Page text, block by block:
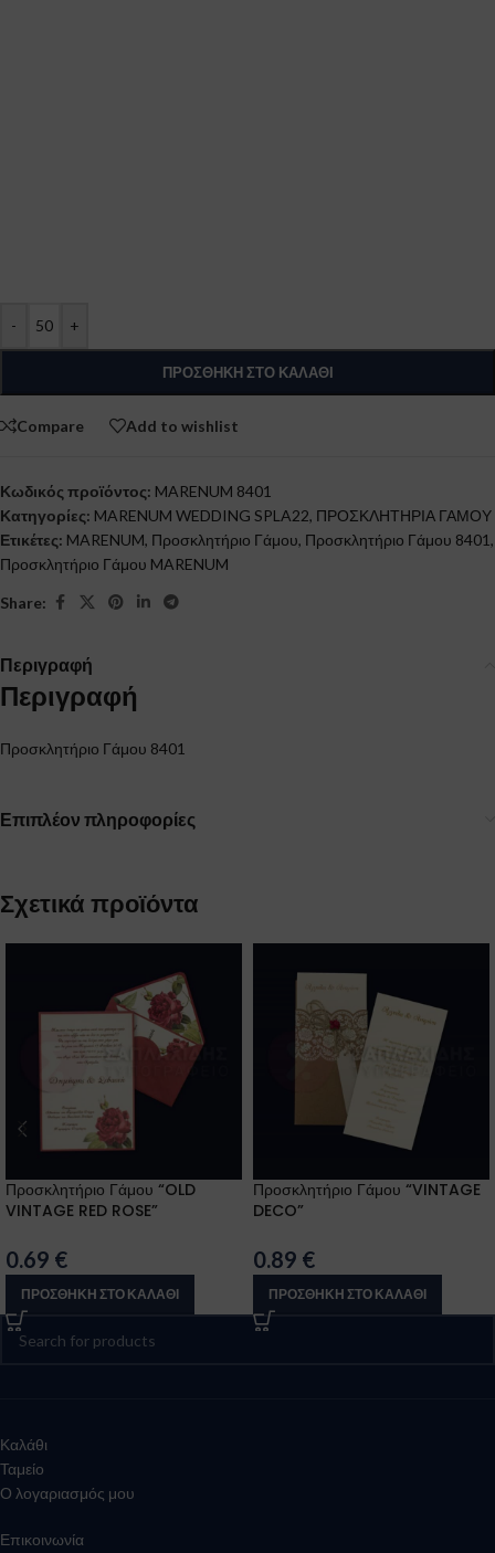
- +
ΠΡΟΣΘΉΚΗ ΣΤΟ ΚΑΛΆΘΙ
Compare Add to wishlist
Κωδικός προϊόντος: MARENUM 8401
Κατηγορίες: MARENUM WEDDING SPLA22, ΠΡΟΣΚΛΗΤΗΡΙΑ ΓΑΜΟΥ
Ετικέτες: MARENUM, Προσκλητήριο Γάμου, Προσκλητήριο Γάμου 8401,
Προσκλητήριο Γάμου MARENUM
Share:
Περιγραφή
Περιγραφή
Προσκλητήριο Γάμου 8401
Επιπλέον πληροφορίες
Σχετικά προϊόντα
Προσκλητήριο Γάμου “OLD
VINTAGE RED ROSE”
0.69 €
ΠΡΟΣΘΉΚΗ ΣΤΟ ΚΑΛΆΘΙ
Προσκλητήριο Γάμου “VINTAGE
DECO”
0.89 €
ΠΡΟΣΘΉΚΗ ΣΤΟ ΚΑΛΆΘΙ
Καλάθι
Ταμείο
Ο λογαριασμός μου
Επικοινωνία